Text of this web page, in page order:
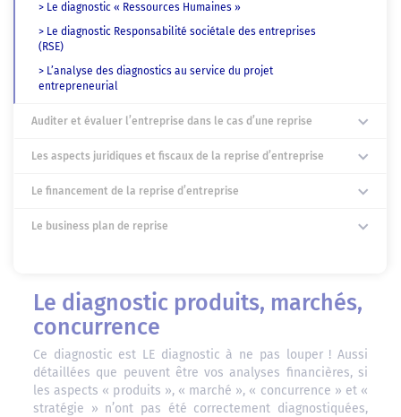
> Le diagnostic « Ressources Humaines »
> Le diagnostic Responsabilité sociétale des entreprises
(RSE)
> L’analyse des diagnostics au service du projet
entrepreneurial
Auditer et évaluer l’entreprise dans le cas d’une reprise
Les aspects juridiques et fiscaux de la reprise d’entreprise
Le financement de la reprise d’entreprise
Le business plan de reprise
Le diagnostic produits, marchés,
concurrence
Ce diagnostic est LE diagnostic à ne pas louper ! Aussi
détaillées que peuvent être vos analyses financières, si
les aspects « produits », « marché », « concurrence » et «
stratégie » n’ont pas été correctement diagnostiquées,